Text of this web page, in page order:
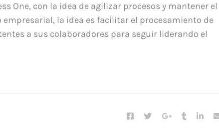
One, con la idea de agilizar procesos y mantener el
la idea es facilitar el procesamiento de
a sus colaboradores para seguir liderando el